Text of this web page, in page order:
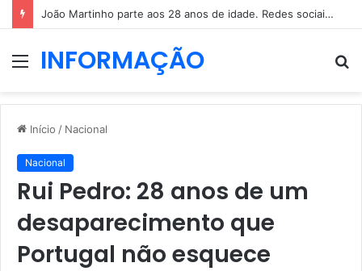
João Martinho parte aos 28 anos de idade. Redes sociais enchem-se de mensagens
MenuINFORMAÇÃO
Início / Nacional
Nacional
Rui Pedro: 28 anos de um
desaparecimento que
Portugal não esquece